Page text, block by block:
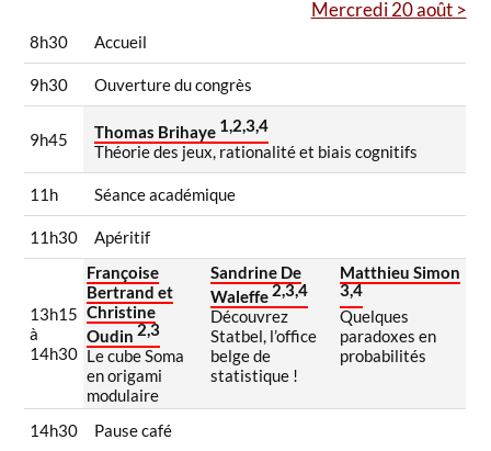
Mercredi 20 août >
8h30 Accueil
9h30 Ouverture du congrès
9h45 Thomas Brihaye 1,2,3,4
Théorie des jeux, rationalité et biais cognitifs
11h Séance académique
11h30 Apéritif
13h15
à
14h30
Françoise
Bertrand et
Christine
Oudin2,3
Le cube Soma
en origami
modulaire
Sandrine De
Waleffe2,3,4
Découvrez
Statbel, l’office
belge de
statistique !
Matthieu Simon
3,4
Quelques
paradoxes en
probabilités
14h30 Pause café